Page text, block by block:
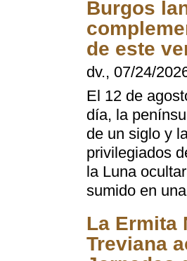
Burgos
de este
dv., 07/24/
El 12 de
día, la
de un siglo y
privilegiados
la Luna
sumido en
La Ermita
Treviana